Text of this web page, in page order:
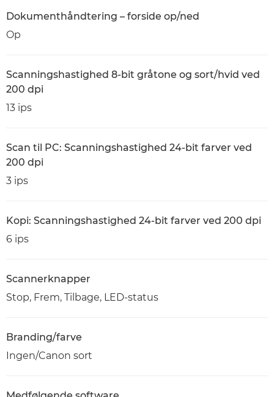
Dokumenthåndtering – forside op/ned
Op
Scanningshastighed 8-bit gråtone og sort/hvid ved
200 dpi
13 ips
Scan til PC: Scanningshastighed 24-bit farver ved
200 dpi
3 ips
Kopi: Scanningshastighed 24-bit farver ved 200 dpi
6 ips
Scannerknapper
Stop, Frem, Tilbage, LED-status
Branding/farve
Ingen/Canon sort